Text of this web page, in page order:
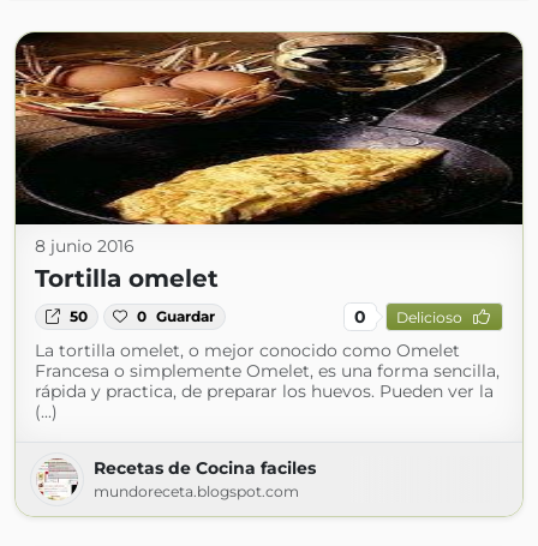
8 junio 2016
Tortilla omelet
50 0 Guardar 0 Delicioso
La tortilla omelet, o mejor conocido como Omelet
Francesa o simplemente Omelet, es una forma sencilla,
rápida y practica, de preparar los huevos. Pueden ver la
(...)
Recetas de Cocina faciles
mundoreceta.blogspot.com